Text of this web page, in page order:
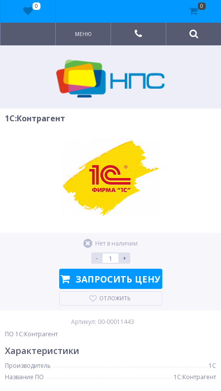
МЕНЮ
1С:Контрагент
Нет в наличии
-
+
ЗАПРОСИТЬ ЦЕНУ
ОТЛОЖИТЬ
Артикул: 00-00011443
ПО 1С:Контрагент
Характеристики
Производитель
1С
Название ПО
1С:Контрагент
0 0